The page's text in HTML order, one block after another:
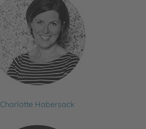
Charlotte Habersack